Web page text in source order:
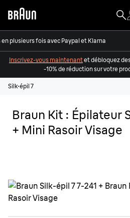
plusieurs fois avec Paypal et Klarna
Inscrivez-vous maintenantet débloquez
-10% de réduction sur votre
Silk·épil 7
Braun Kit : Épilateur
+ Mini Rasoir Visage